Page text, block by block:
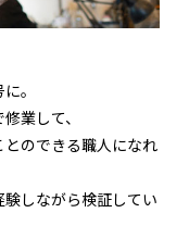
。
業して、
のできる職人になれ
しながら検証してい